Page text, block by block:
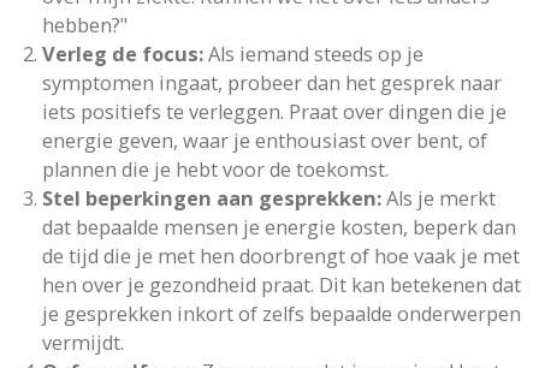
hebben?"
Verleg de focus:Als iemand steeds op je
symptomen ingaat, probeer dan het gesprek naar
iets positiefs te verleggen. Praat over dingen die je
energie geven, waar je enthousiast over bent, of
plannen die je hebt voor de toekomst.
Stel beperkingen aan gesprekken:Als je merkt
dat bepaalde mensen je energie kosten, beperk dan
de tijd die je met hen doorbrengt of hoe vaak je met
hen over je gezondheid praat. Dit kan betekenen dat
je gesprekken inkort of zelfs bepaalde onderwerpen
vermijdt.